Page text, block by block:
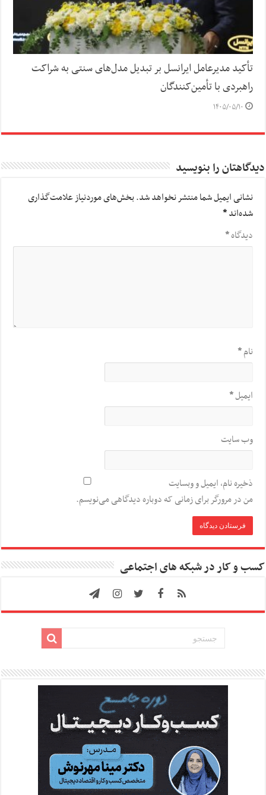
تأکید مدیرعامل ایرانسل بر تبدیل مدل‌های سنتی به شراکت
راهبردی با تأمین‌کنندگان
۱۴۰۵/۰۵/۱۰
دیدگاهتان را بنویسید
نشانی ایمیل شما منتشر نخواهد شد.بخش‌های موردنیاز علامت‌گذاری
شده‌اند*
دیدگاه*
نام*
ایمیل*
وب‌ سایت
ذخیره نام، ایمیل و وبسایت
من در مرورگر برای زمانی که دوباره دیدگاهی می‌نویسم.
کسب و کار در شبکه های اجتماعی